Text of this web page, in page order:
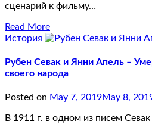
сценарий к фильму…
Read More
История
Рубен Севак и Янни Апель –
своего народа
Posted on May 7, 2019May 8,
В 1911 г. в одном из писем